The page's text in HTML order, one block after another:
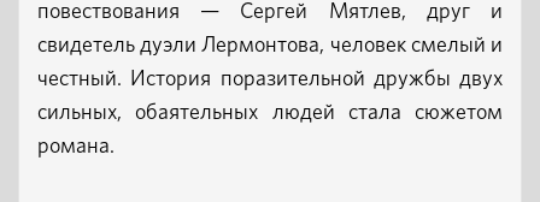
повествования — Сергей Мятлев, друг и
свидетель дуэли Лермонтова, человек смелый и
честный. История поразительной дружбы двух
сильных, обаятельных людей стала сюжетом
романа.